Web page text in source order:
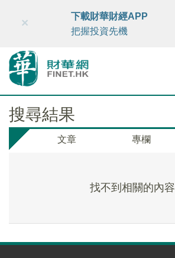
財華智庫網 FINTV FINMETA
×
下載財華財經APP
把握投資先機
搜尋結果
文章 專欄
找不到相關的內容